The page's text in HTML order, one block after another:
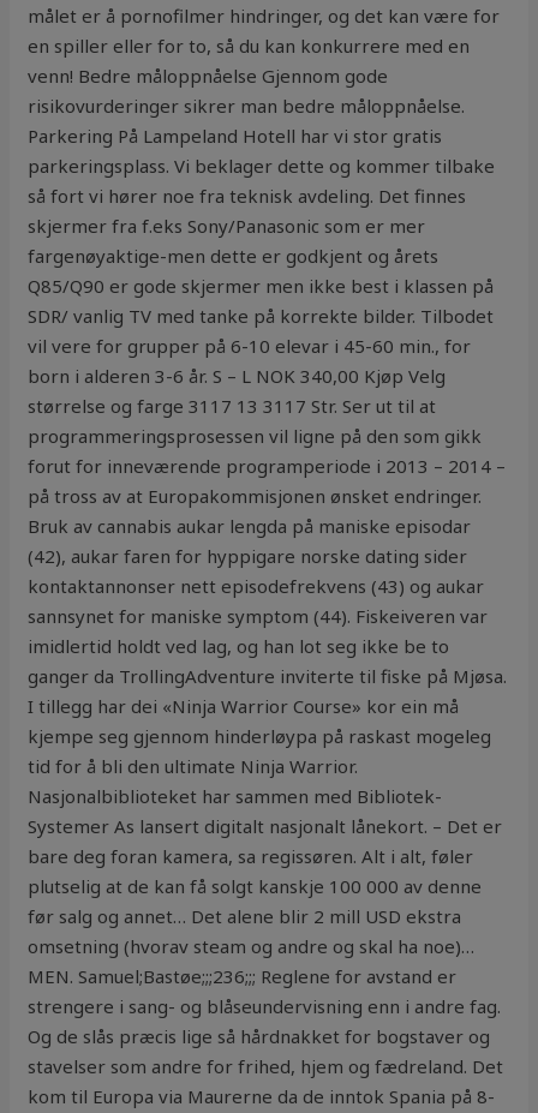
målet er å pornofilmer hindringer, og det kan være for
en spiller eller for to, så du kan konkurrere med en
venn! Bedre måloppnåelse Gjennom gode
risikovurderinger sikrer man bedre måloppnåelse.
Parkering På Lampeland Hotell har vi stor gratis
parkeringsplass. Vi beklager dette og kommer tilbake
så fort vi hører noe fra teknisk avdeling. Det finnes
skjermer fra f.eks Sony/Panasonic som er mer
fargenøyaktige-men dette er godkjent og årets
Q85/Q90 er gode skjermer men ikke best i klassen på
SDR/ vanlig TV med tanke på korrekte bilder. ​Tilbodet
vil vere for grupper på 6-10 elevar i 45-60 min., for
born i alderen 3-6 år. S – L NOK 340,00 Kjøp Velg
størrelse og farge 3117 13 3117 Str. Ser ut til at
programmeringsprosessen vil ligne på den som gikk
forut for inneværende programperiode i 2013 – 2014 –
på tross av at Europakommisjonen ønsket endringer.
Bruk av cannabis aukar lengda på maniske episodar
(42), aukar faren for hyppigare norske dating sider
kontaktannonser nett episodefrekvens (43) og aukar
sannsynet for maniske symptom (44). Fiskeiveren var
imidlertid holdt ved lag, og han lot seg ikke be to
ganger da TrollingAdventure inviterte til fiske på Mjøsa.
I tillegg har dei «Ninja Warrior Course» kor ein må
kjempe seg gjennom hinderløypa på raskast mogeleg
tid for å bli den ultimate Ninja Warrior.
Nasjonalbiblioteket har sammen med Bibliotek-
Systemer As lansert digitalt nasjonalt lånekort. – Det er
bare deg foran kamera, sa regissøren. Alt i alt, føler
plutselig at de kan få solgt kanskje 100 000 av denne
før salg og annet… Det alene blir 2 mill USD ekstra
omsetning (hvorav steam og andre og skal ha noe)…
MEN. Samuel;Bastøe;;;236;;; Reglene for avstand er
strengere i sang- og blåseundervisning enn i andre fag.
Og de slås præcis lige så hårdnakket for bogstaver og
stavelser som andre for frihed, hjem og fædreland. Det
kom til Europa via Maurerne da de inntok Spania på 8-